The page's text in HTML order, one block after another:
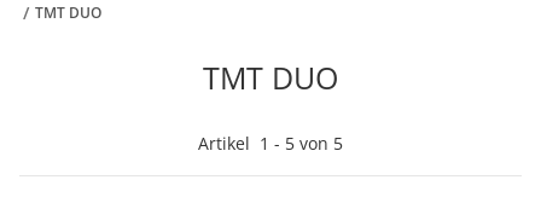
TMT DUO
TMT DUO
Artikel 1 - 5 von 5